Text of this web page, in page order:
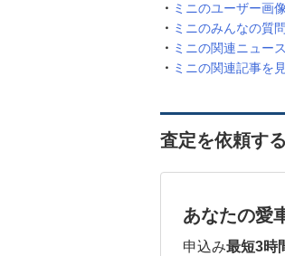
ミニのユーザー画
ミニのみんなの質
ミニの関連ニュー
ミニの関連記事を
査定を依頼する
あなたの愛
申込み最短3時